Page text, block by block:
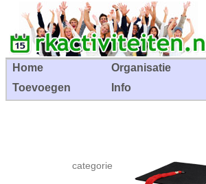
Home Organisatie
Toevoegen
Info
categorie